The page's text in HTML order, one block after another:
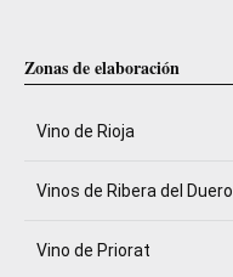
Zonas de elaboración
Vino de Rioja
Vinos de Ribera del Duero
Vino de Priorat